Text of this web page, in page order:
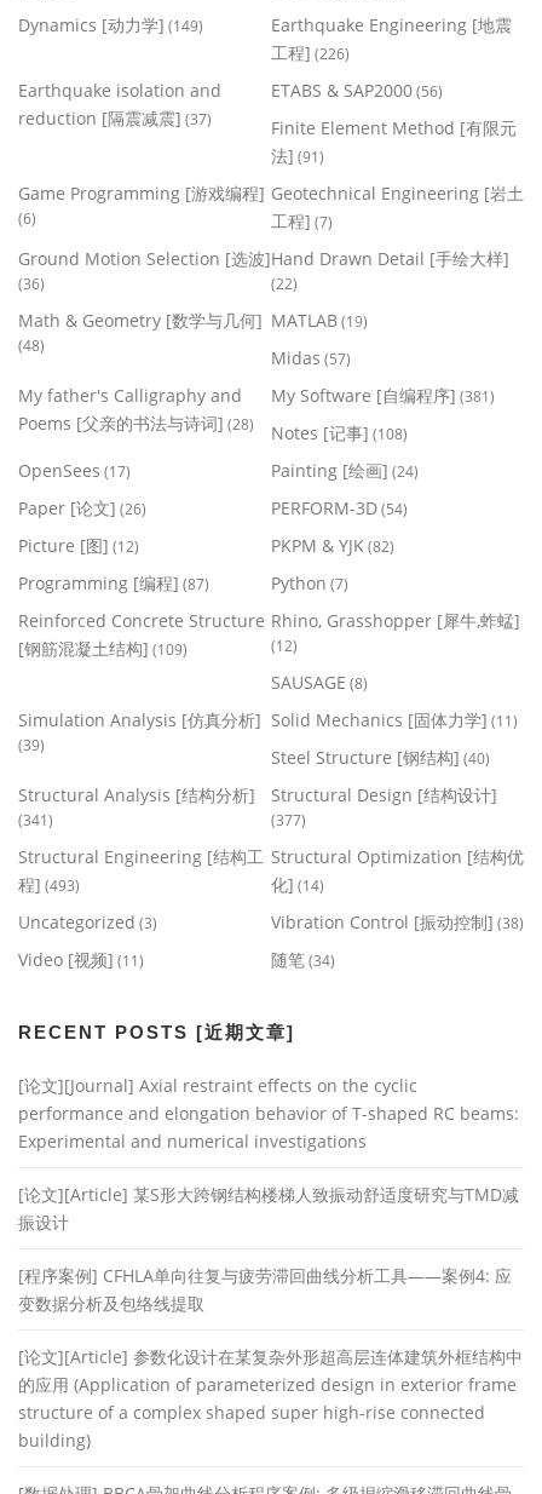
Dynamics [动力学] (149)
Earthquake Engineering [地震
工程] (226)
Earthquake isolation and
reduction [隔震减震] (37)
ETABS & SAP2000(56)
Finite Element Method [有限元
法] (91)
Game Programming [游戏编程]
(6)
Geotechnical Engineering [岩土
工程] (7)
Ground Motion Selection [选波]
(36)
Hand Drawn Detail [手绘大样]
(22)
Math & Geometry [数学与几何]
(48)
MATLAB(19)
Midas (57)
My father's Calligraphy and
Poems [父亲的书法与诗词] (28)
My Software [自编程序] (381)
Notes [记事] (108)
OpenSees (17) Painting [绘画] (24)
Paper [论文] (26) PERFORM-3D(54)
Picture [图] (12) PKPM & YJK(82)
Programming [编程] (87) Python (7)
Reinforced Concrete Structure
[钢筋混凝土结构] (109)
Rhino, Grasshopper [犀牛,蚱蜢]
(12)
SAUSAGE (8)
Simulation Analysis [仿真分析]
(39)
Solid Mechanics [固体力学] (11)
Steel Structure [钢结构] (40)
Structural Analysis [结构分析]
(341)
Structural Design [结构设计]
(377)
Structural Engineering [结构工
程] (493)
Structural Optimization [结构优
化] (14)
Uncategorized (3) Vibration Control [振动控制] (38)
Video [视频] (11) 随笔(34)
RECENT POSTS [近期文章]
[论文][Journal] Axial restraint effects on the cyclic
performance and elongation behavior of T-shaped RC beams:
Experimental and numerical investigations
[论文][Article] 某S形大跨钢结构楼梯人致振动舒适度研究与TMD减
振设计
[程序案例] CFHLA单向往复与疲劳滞回曲线分析工具——案例4: 应
变数据分析及包络线提取
[论文][Article] 参数化设计在某复杂外形超高层连体建筑外框结构中
的应用 (Application of parameterized design in exterior frame
structure of a complex shaped super high-rise connected
building)